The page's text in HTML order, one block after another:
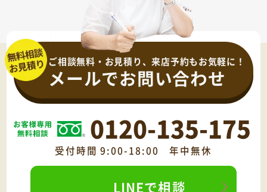
ご相談無料・お見積り、来店予約もお気軽に！
メールでお問い合わせ
0120-135-175
受付時間 9:00-18:00 年中無休
LINEで相談